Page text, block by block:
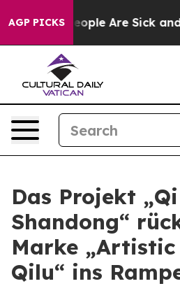
AGP PICKS
Win: “People Are Sick and
Das Projekt
Shandong“
Marke
Qilu“ ins